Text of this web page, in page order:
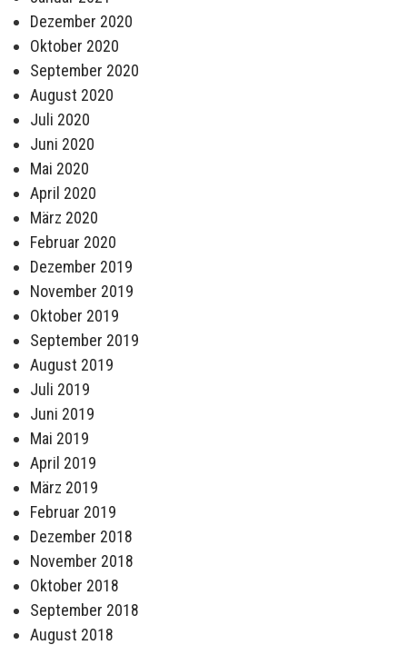
Dezember 2020
Oktober 2020
September 2020
August 2020
Juli 2020
Juni 2020
Mai 2020
April 2020
März 2020
Februar 2020
Dezember 2019
November 2019
Oktober 2019
September 2019
August 2019
Juli 2019
Juni 2019
Mai 2019
April 2019
März 2019
Februar 2019
Dezember 2018
November 2018
Oktober 2018
September 2018
August 2018